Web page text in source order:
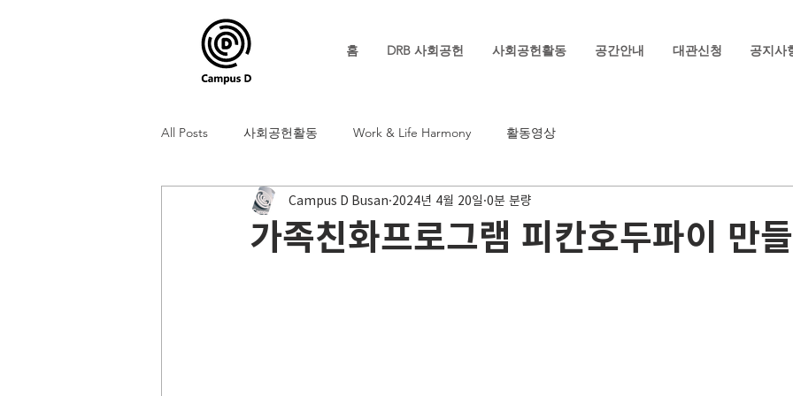
홈 DRB 사회공헌 사회공헌활동 공간안내 대관신청 공지사
All Posts 사회공헌활동 Work & Life Harmony 활동영상
가족친화프로그램 피칸호두파이 만들
Campus D Busan 2024년 4월 20일 0분 분량